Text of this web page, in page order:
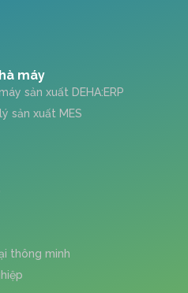
máy
sản xuất DEHA:ERP
sản xuất MES
thông minh